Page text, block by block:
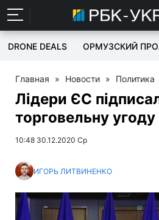
DRONE DEALS ОРМУЗСКИЙ
Главная » Новости » Политика
Лідери ЄС
торговельну
10:48 30.12.2020 Ср
ИГОРЬ ЛИТВИНЕНКО